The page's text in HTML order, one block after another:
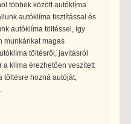
többek között autóklíma
autóklíma tisztítással és
autóklíma töltéssel, így
munkánkat magas
töltésről, javításról
a klíma érezhetően veszített
töltésre hozná autóját,